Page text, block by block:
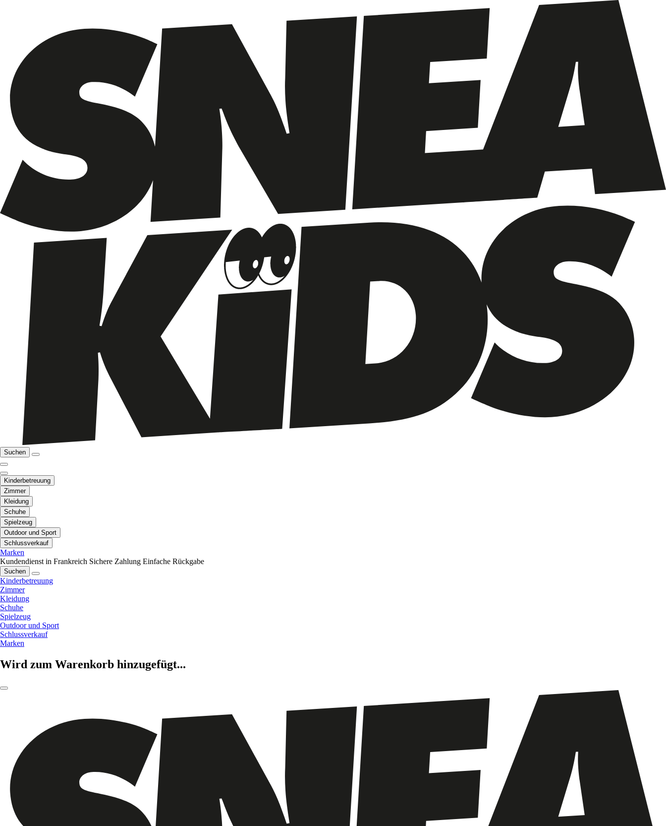
Suchen
Kinderbetreuung
Zimmer
Kleidung
Schuhe
Spielzeug
Outdoor und Sport
Schlussverkauf
Marken
Kundendienst in Frankreich Sichere Zahlung Einfache Rückgabe
Suchen
Kinderbetreuung
Zimmer
Kleidung
Schuhe
Spielzeug
Outdoor und Sport
Schlussverkauf
Marken
Wird zum Warenkorb hinzugefügt...